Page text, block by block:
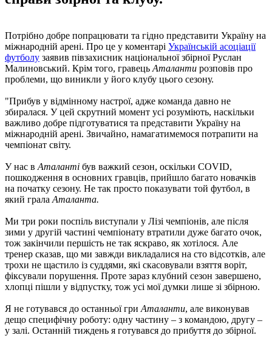
Потрібно добре попрацювати та гідно представити Україну на
міжнародній арені. Про це у коментарі Українській асоціації
футболу заявив півзахисник національної збірної Руслан
Малиновський. Крім того, гравець Аталанти розповів про
проблеми, що виникли у його клубу цього сезону.
"Прибув у відмінному настрої, адже команда давно не
збиралася. У цей скрутний момент усі розуміють, наскільки
важливо добре підготуватися та представити Україну на
міжнародній арені. Звичайно, намагатимемося потрапити на
чемпіонат світу.
У нас в Аталанті був важкий сезон, оскільки COVID,
пошкодження в основних гравців, прийшло багато новачків
на початку сезону. Не так просто показувати той футбол, в
який грала Аталанта.
Ми три роки поспіль виступали у Лізі чемпіонів, але після
зими у другій частині чемпіонату втратили дуже багато очок,
тож закінчили першість не так яскраво, як хотілося. Але
тренер сказав, що ми завжди викладалися на сто відсотків, але
трохи не щастило із суддями, які скасовували взяття воріт,
фіксували порушення. Проте зараз клубний сезон завершено,
хлопці пішли у відпустку, тож усі мої думки лише зі збірною.
Я не готувався до останньої гри Аталанти, але виконував
дещо специфічну роботу: одну частину – з командою, другу –
у залі. Останній тиждень я готувався до прибуття до збірної.